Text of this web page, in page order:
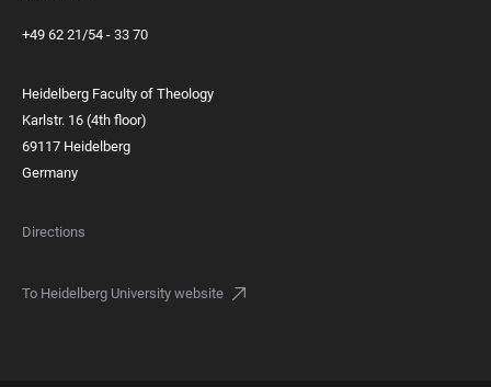
+49 62 21/54 - 33 70
Heidelberg Faculty of Theology
Karlstr. 16 (4th floor)
69117 Heidelberg
Germany
Directions
To Heidelberg University website